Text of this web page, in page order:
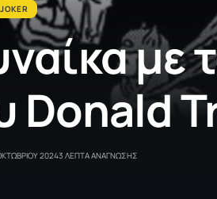
JOKER
με
Donald
20243 ΛΕΠΤΑ ΑΝΑΓΝΩΣΗΣ